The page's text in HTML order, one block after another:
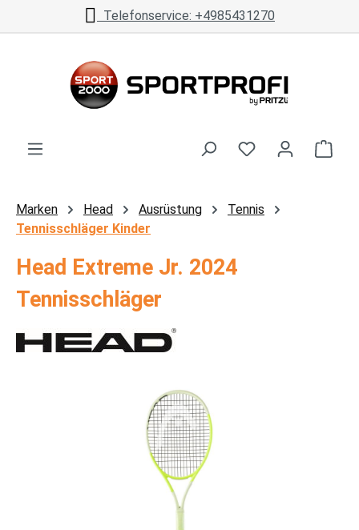
Zum Hauptinhalt springenTelefonservice: +4985431270
Marken Head Ausrüstung
Tennis
Tennisschläger Kinder
Head Extreme Jr. 2024
Tennisschläger